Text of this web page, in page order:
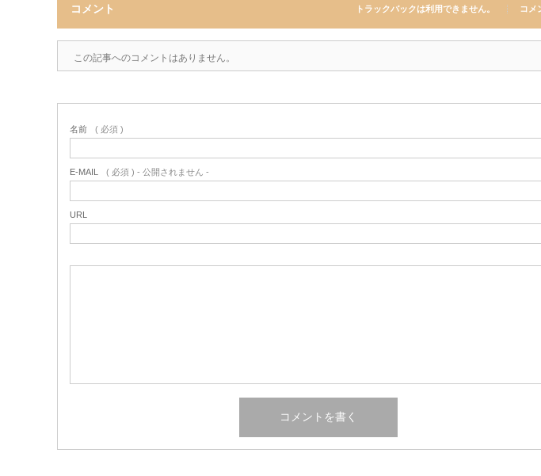
コメント トラックバックは利用できません。 コメ
この記事へのコメントはありません。
名前 ( 必須 )
E-MAIL ( 必須 ) - 公開されません -
URL